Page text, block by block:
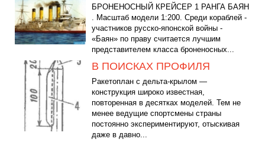
БРОНЕНОСНЫЙ КРЕЙСЕР 1 РАНГА БАЯН
. Масштаб модели 1:200. Среди кораблей -
участников русско-японской войны -
«Баян» по праву считается лучшим
представителем класса броненосных...
В ПОИСКАХ ПРОФИЛЯ
Ракетоплан с дельта-крылом —
конструкция широко известная,
повторенная в десятках моделей. Тем не
менее ведущие спортсмены страны
постоянно экспериментируют, отыскивая
даже в давно...